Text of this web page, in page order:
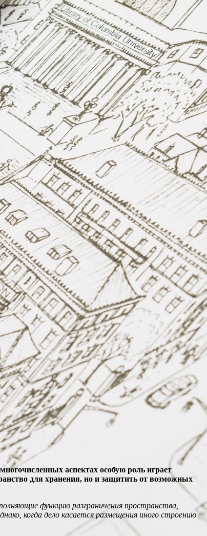
аспектах особую роль играет
для хранения, но и защитить от возможных
функцию разграничения пространства,
когда дело касается размещения иного строению